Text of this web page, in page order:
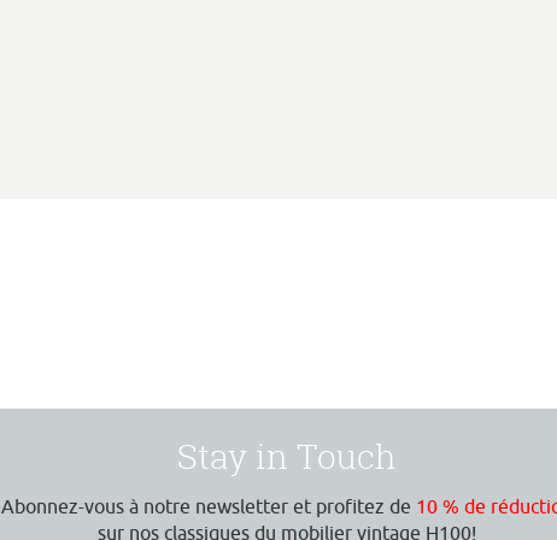
Stay in Touch
Abonnez-vous à notre newsletter et profitez de 10 % de
sur nos classiques du mobilier vintage H100!